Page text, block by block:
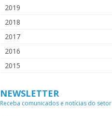
2019
2018
2017
2016
2015
NEWSLETTER
Receba comunicados e notícias do setor